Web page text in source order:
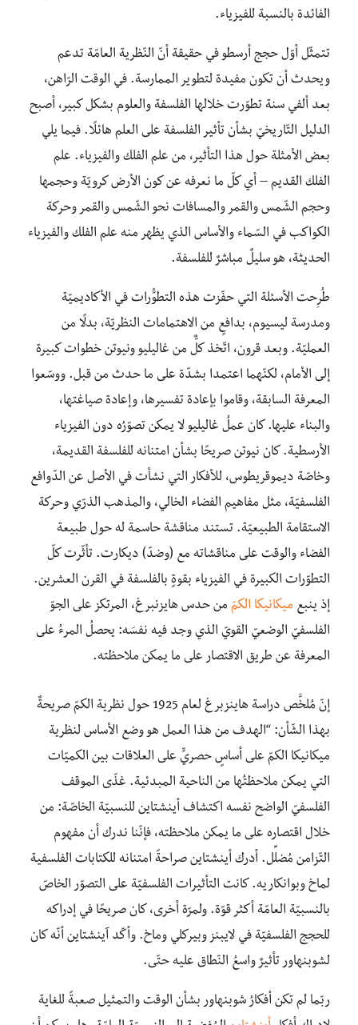
الفائدة بالنسبة للفيزياء.
تتمثّل أوّل حجج أرسطو في حقيقة أنّ النّظرية العامّة تدعم
ويحدث أن تكون مفيدة لتطوير الممارسة. في الوقت الرّاهن،
بعد ألفي سنة تطوّرت خلالها الفلسفة والعلوم بشكل كبير، أصبح
الدليل التّاريخيّ بشأن تأثير الفلسفة على العلم هائلًا. فيما يلي
بعض الأمثلة حول هذا التأثير، من علم الفلك والفيزياء. علم
الفلك القديم – أي كلّ ما نعرفه عن كون الأرض كرويّة وحجمها
وحجم الشّمس والقمر والمسافات نحو الشّمس والقمر وحركة
الكواكب في السّماء والأساس الذي يظهر منه علم الفلك والفيزياء
الحديثة، هو سليلٌ مباشرٌ للفلسفة.
طُرِحت الأسئلة التي حفّزت هذه التطوُّرات في الأكاديميّة
ومدرسة ليسيوم، بدافعٍ من الاهتمامات النظريّة، بدلًا من
العمليّة. وبعد قرون، اتّخذ كلٌّ من غاليليو ونيوتن خطوات كبيرة
إلى الأمام، لكنّهما اعتمدا بشدّة على ما حدث من قبل. ووسّعوا
المعرفة السابقة، وقاموا بإعادة تفسيرها، وإعادة صياغتها،
والبناء عليها. كان عملُ غاليليو لا يمكن تصوّرُه دون الفيزياء
الأرسطية. كان نيوتن صريحًا بشأن امتنانه للفلسفة القديمة،
وخاصّة ديموقريطوس، للأفكار التي نشأت في الأصل عن الدّوافع
الفلسفيّة، مثل مفاهيم الفضاء الخالي، والمذهب الذرّي وحركة
الاستقامة الطبيعيّة. تستند مناقشة حاسمة له حول طبيعة
الفضاء والوقت على مناقشاته مع (وضدّ) ديكارت. تأثّرت كلّ
التطوّرات الكبيرة في الفيزياء بقوةٍ بالفلسفة في القرن العشرين.
إذ ينبع ميكانيكا الكمّ من حدس هايزنبرغ، المرتكز على الجوّ
الفلسفيّ الوضعيّ القويّ الذي وجد فيه نفسَه: يحصلُ المرءُ على
المعرفة عن طريق الاقتصار على ما يمكن ملاحظته.
إنّ مُلخَّص دراسة هاينزبرغ لعام 1925 حول نظرية الكمّ صريحةٌ
بهذا الشّأن: “الهدف من هذا العمل هو وضع الأساس لنظرية
ميكانيكا الكمّ على أساسٍ حصريٍّ على العلاقات بين الكميّات
التي يمكن ملاحظتُها من الناحية المبدئية. غذّى الموقف
الفلسفيّ الواضح نفسه اكتشاف أينشتاين للنسبيّة الخاصّة: من
خلال اقتصاره على ما يمكن ملاحظته، فإنّنا ندرك أن مفهوم
التّزامن مُضلِّل. أدرك أينشتاين صراحةً امتنانه للكتابات الفلسفية
لماخ وبوانكاريه. كانت التأثيرات الفلسفيّة على التصوّر الخاصّ
بالنسبيّة العامّة أكثر قوّة. ولمرّة أخرى، كان صريحًا في إدراكه
للحجج الفلسفيّة في لايبنز وبيركلي وماخ. وأكّد آينشتاين أنّه كان
لشوبنهاور تأثيرٌ واسعُ النّطاق عليه حتّى.
ربّما لم تكن أفكارُ شوبنهاور بشأن الوقت والتمثيل صعبةً للغاية